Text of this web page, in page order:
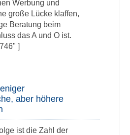
Werbung und
große Lücke klaffen,
Beratung beim
das A und O ist.
]
aber höhere
ist die Zahl der